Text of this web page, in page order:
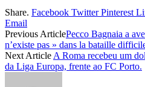
Share. Facebook Twitter Pinterest
Email
Previous ArticlePecco Bagnaia a
n’existe pas » dans la bataille
Next Article A Roma recebeu um
da Liga Europa, frente ao FC Porto.